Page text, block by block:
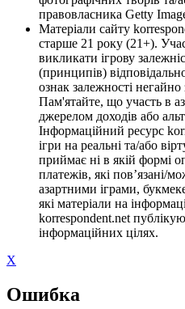
правовласника Getty
Матеріали сайту
старше 21 року (21+).
викликати ігрову
(принципів)
ознак залежності негайно
Пам'ятайте, що участь в
джерелом доходів або
Інформаційний ресурс
ігри на реальні та/або
приймає ні в якій формі
платежів, які пов’язані/
азартними іграми,
які матеріали на
korrespondent.net
інформаційних цілях.
X
Ошибка